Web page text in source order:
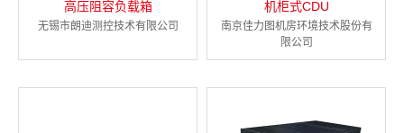
高压阻容负载箱
无锡市朗迪测控技术有限公司
机柜式CDU
南京佳力图机房环境技术股份有
限公司